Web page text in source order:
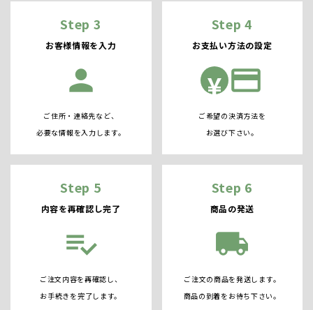
Step 3
お客様情報を入力
person
ご住所・連絡先など、
必要な情報を入力します。
Step 4
お支払い方法の設定
¥ credit_card
ご希望の決済方法を
お選び下さい。
Step 5
内容を再確認し完了
playlist_add_check
ご注文内容を再確認し、
お手続きを完了します。
Step 6
商品の発送
local_shipping
ご注文の商品を発送します。
商品の到着をお待ち下さい。